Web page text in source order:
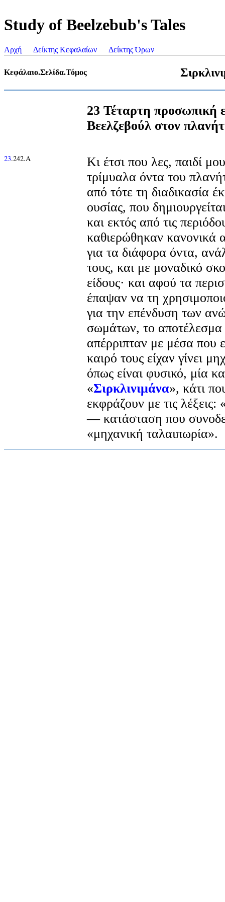
Study of Beelzebub's Tales
Αρχή Δείκτης Κεφαλαίων Δείκτης Όρων
Κεφάλαιο.Σελίδα.Τόμος
23 Τέταρτη προσωπική
Βεελζεβούλ στον
23.242.Α
Κι έτσι που λες, παιδί
τρίμυαλα όντα του
από τότε τη διαδικασία
ουσίας, που
και εκτός από τις
καθιερώθηκαν
για τα διάφορα όντα,
τους, και με μοναδικό
είδους· και αφού τα
έπαψαν να τη
για την επένδυση των
σωμάτων, το αποτέλεσμα
απέρριπταν με μέσα που
καιρό τους είχαν γίνει
όπως είναι φυσικό, μία
«Σιρκλινιμάνα», κάτι
εκφράζουν με τις λέξεις:
— κατάσταση που
«μηχανική ταλαιπωρία».